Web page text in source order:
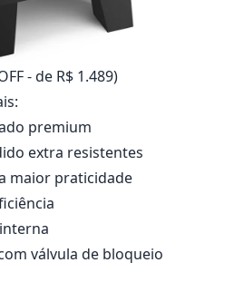
- de R$ 1.489)
premium
extra resistentes
maior praticidade
válvula de bloqueio